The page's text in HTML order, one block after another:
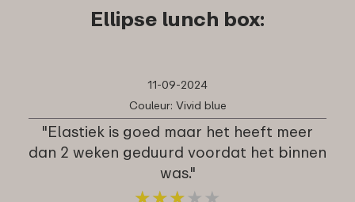
Ellipse lunch box:
11-09-2024
Couleur: Vivid blue
"Elastiek is goed maar het heeft meer
dan 2 weken geduurd voordat het binnen
was."
★★★ ★ ★
★★★ ★ ★